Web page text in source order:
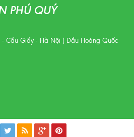
PHÚ QUÝ
- Cầu Giấy - Hà Nội ( Đầu Hoàng Quốc